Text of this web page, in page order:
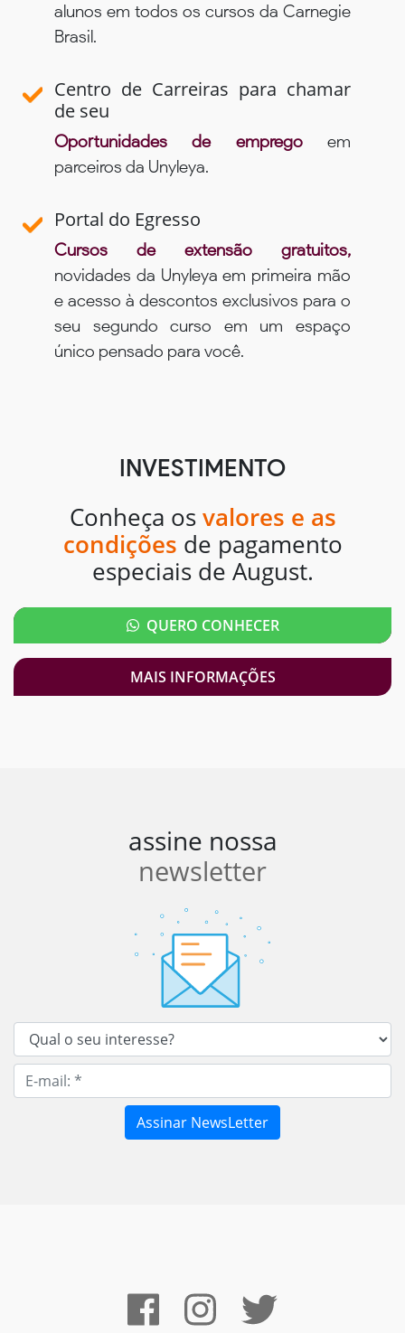
alunos em todos os cursos da Carnegie
Brasil.
Centro de Carreiras para chamar
de seu
Oportunidades de empregoem
parceiros da Unyleya.
Portal do Egresso
Cursos de extensão gratuitos,
novidades da Unyleya em primeira mão
e acesso à descontos exclusivos para o
seu segundo curso em um espaço
único pensado para você.
INVESTIMENTO
Conheça os valores e as
condições de pagamento
especiais de August.
QUERO CONHECER
MAIS INFORMAÇÕES
assine nossa
newsletter